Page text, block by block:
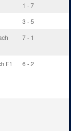
1 - 7
3 - 5
7 - 1
F1 6 - 2